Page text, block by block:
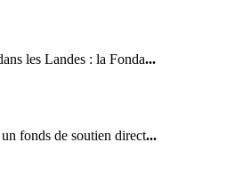
les Landes : la Fonda...
fonds de soutien direct...